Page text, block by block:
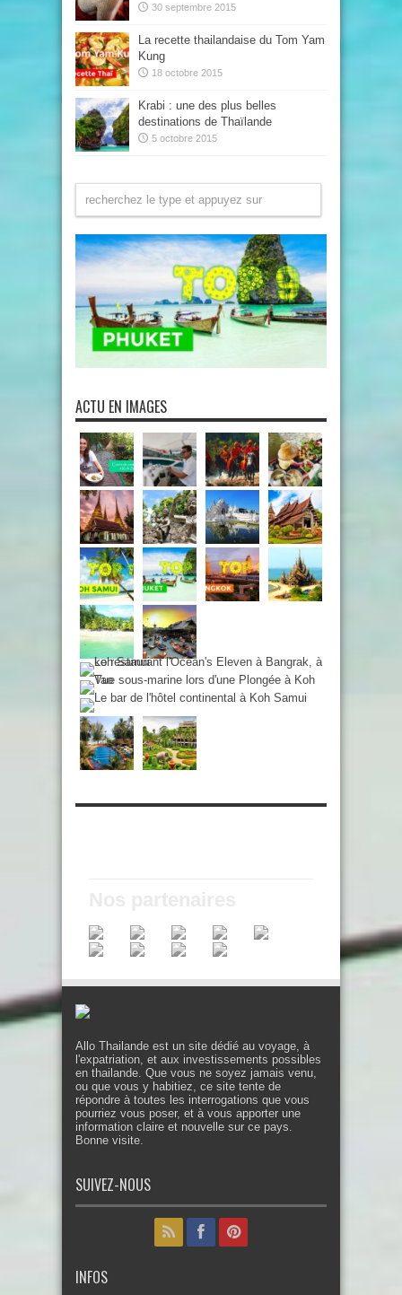
30 septembre 2015
La recette thailandaise du Tom Yam
Kung
18 octobre 2015
Krabi : une des plus belles
destinations de Thaïlande
5 octobre 2015
ACTU EN IMAGES
Allo Thailande est un site dédié au voyage, à
l'expatriation, et aux investissements possibles
en thailande. Que vous ne soyez jamais venu,
ou que vous y habitiez, ce site tente de
répondre à toutes les interrogations que vous
pourriez vous poser, et à vous apporter une
information claire et nouvelle sur ce pays.
Bonne visite.
SUIVEZ-NOUS
INFOS